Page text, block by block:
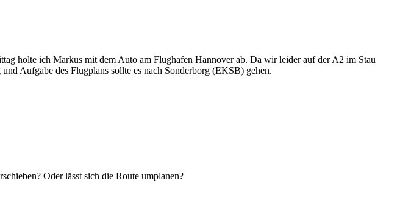
holte ich Markus mit dem Auto am Flughafen Hannover ab. Da wir leider auf der A2 im Stau
Aufgabe des Flugplans sollte es nach Sonderborg (EKSB) gehen.
Oder lässt sich die Route umplanen?